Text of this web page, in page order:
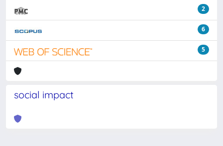
2
6
5
social impact